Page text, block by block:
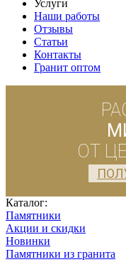
Услуги
Наши работы
Отзывы
Статьи
Контакты
Гранит оптом
ОТ
Каталог:
Памятники
Акции и скидки
Новинки
Памятники из гранита